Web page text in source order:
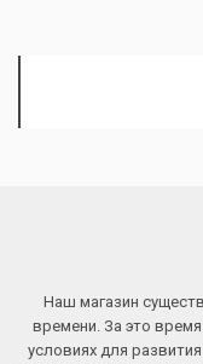
Наш магазин
времени. За это
условиях для